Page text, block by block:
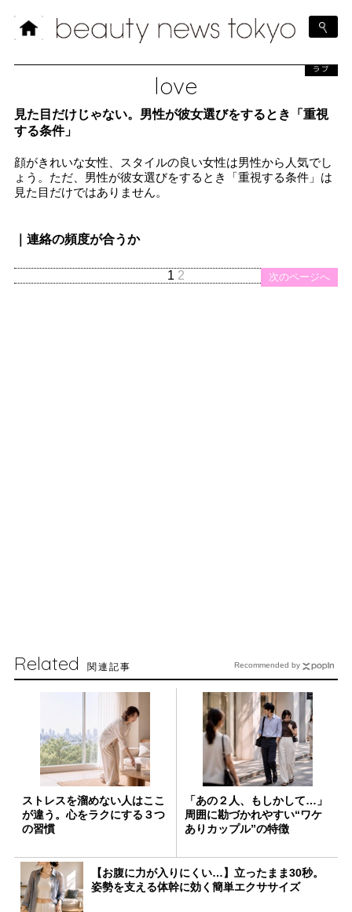
love
ラブ
見た目だけじゃない。男性が彼女選びをするとき「重視
する条件」
顔がきれいな女性、スタイルの良い女性は男性から人気でし
ょう。ただ、男性が彼女選びをするとき「重視する条件」は
見た目だけではありません。
｜連絡の頻度が合うか
次のページへ
1 2
Related 関連記事
ストレスを溜めない人はここ
が違う。心をラクにする３つ
の習慣
「あの２人、もしかして…」
周囲に勘づかれやすい“ワケ
ありカップル”の特徴
【お腹に力が入りにくい…】立ったまま30秒。
姿勢を支える体幹に効く簡単エクササイズ
Recommended by